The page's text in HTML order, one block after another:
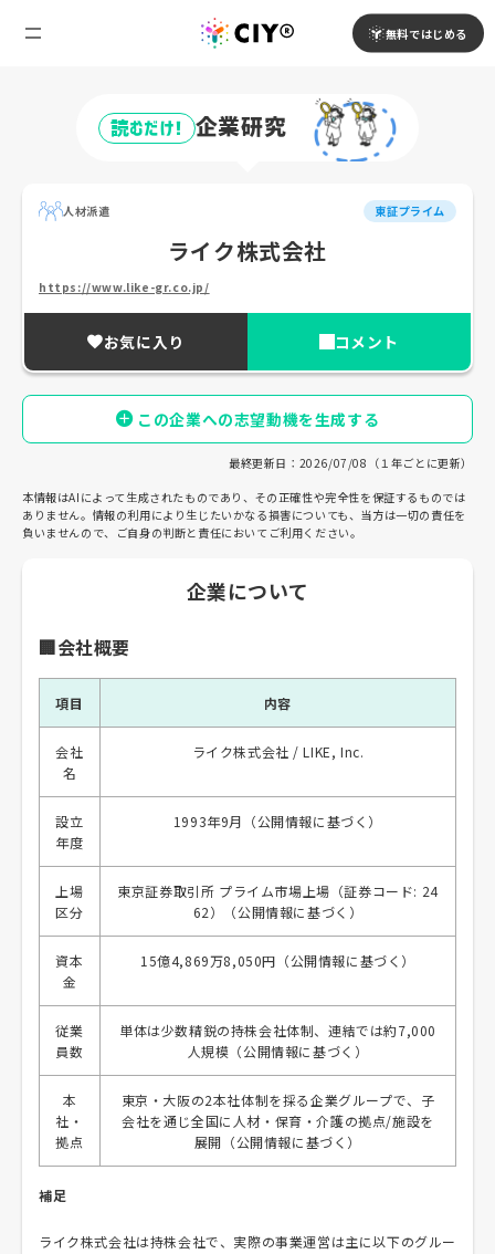
無料ではじめる
読むだけ! 企業研究
人材派遣 東証プライム
ライク株式会社
https://www.like-gr.co.jp/
お気に入り コメント
この企業への志望動機を生成する
最終更新日：2026/07/08（１年ごとに更新）
本情報はAIによって生成されたものであり、その正確性や完全性を保証するものでは
ありません。情報の利用により生じたいかなる損害についても、当方は一切の責任を
負いませんので、ご自身の判断と責任においてご利用ください。
企業について
🏢会社概要
項目 内容
会社
名
ライク株式会社 / LIKE, Inc.
設立
年度
1993年9月（公開情報に基づく）
上場
区分
東京証券取引所 プライム市場上場（証券コード: 24
62）（公開情報に基づく）
資本
金
15億4,869万8,050円（公開情報に基づく）
従業
員数
単体は少数精鋭の持株会社体制、連結では約7,000
人規模（公開情報に基づく）
本
社・
拠点
東京・大阪の2本社体制を採る企業グループで、子
会社を通じ全国に人材・保育・介護の拠点/施設を
展開（公開情報に基づく）
補足
ライク株式会社は持株会社で、実際の事業運営は主に以下のグルー